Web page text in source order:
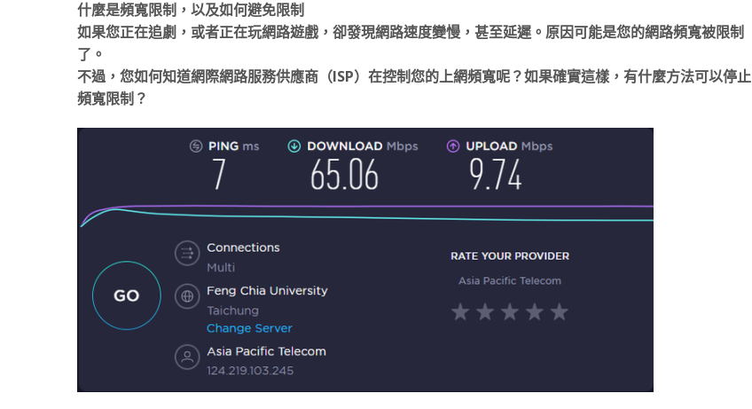
什麼是頻寬限制，以及如何避免限制
如果您正在追劇，或者正在玩網路遊戲，卻發現網路速度變慢，甚至延遲。原因可能是您的網路頻寬被限制
了。
不過，您如何知道網際網路服務供應商（ISP）在控制您的上網頻寬呢？如果確實這樣，有什麼方法可以停止
頻寬限制？